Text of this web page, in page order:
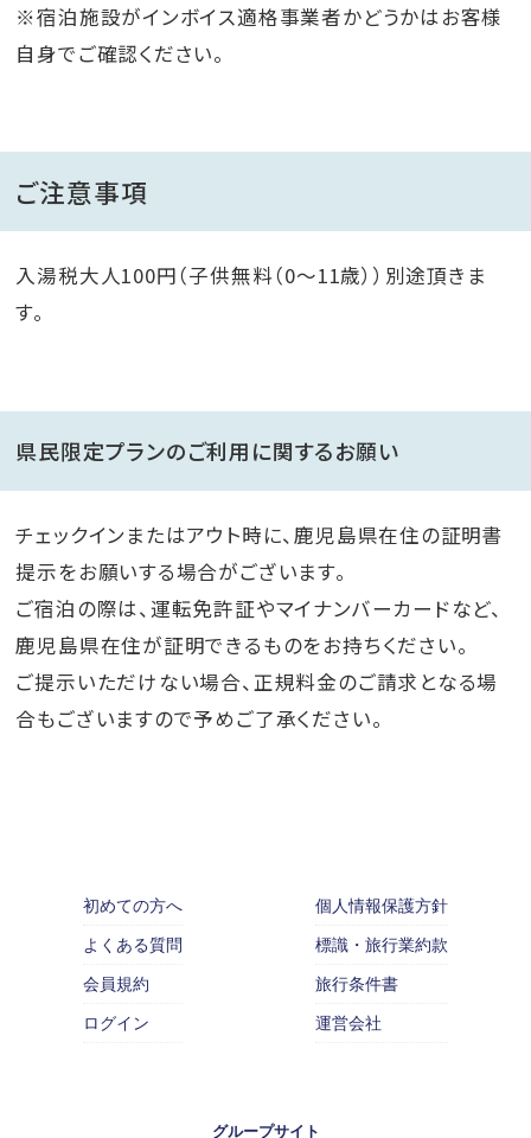
※宿泊施設がインボイス適格事業者かどうかはお客様
自身でご確認ください。
ご注意事項
入湯税大人100円（子供無料（0～11歳））別途頂きま
す。
県民限定プランのご利用に関するお願い
チェックインまたはアウト時に、鹿児島県在住の証明書
提示をお願いする場合がございます。
ご宿泊の際は、運転免許証やマイナンバーカードなど、
鹿児島県在住が証明できるものをお持ちください。
ご提示いただけない場合、正規料金のご請求となる場
合もございますので予めご了承ください。
初めての方へ
よくある質問
会員規約
ログイン
個人情報保護方針
標識・旅行業約款
旅行条件書
運営会社
グループサイト